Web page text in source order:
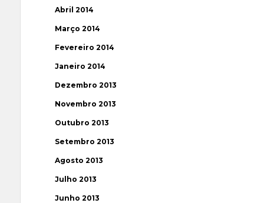
Abril 2014
Março 2014
Fevereiro 2014
Janeiro 2014
Dezembro 2013
Novembro 2013
Outubro 2013
Setembro 2013
Agosto 2013
Julho 2013
Junho 2013